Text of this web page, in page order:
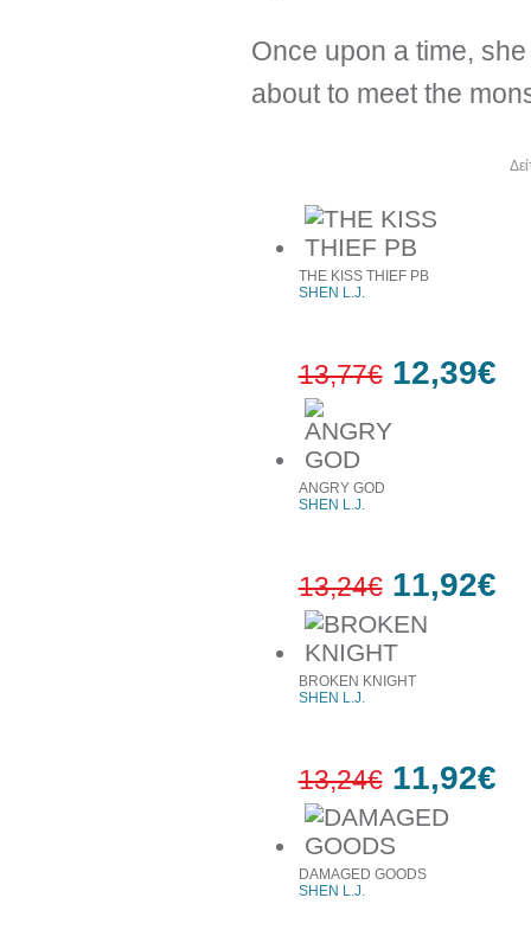
Once upon a time,
about to meet the
THE KISS THIEF PB
SHEN L.J.
13,77€ 12,39€
ANGRY GOD
SHEN L.J.
13,24€ 11,92€
BROKEN KNIGHT
SHEN L.J.
13,24€ 11,92€
DAMAGED GOODS
SHEN L.J.